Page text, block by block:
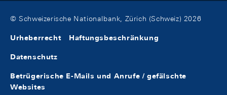
© Schweizerische Nationalbank, Zürich (Schweiz) 2026
Urheberrecht Haftungsbeschränkung
Datenschutz
Betrügerische E-Mails und Anrufe / gefälschte
Websites